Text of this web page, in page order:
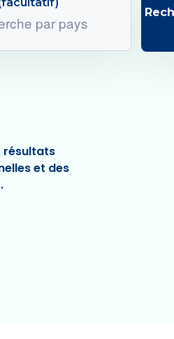
résultats
et des